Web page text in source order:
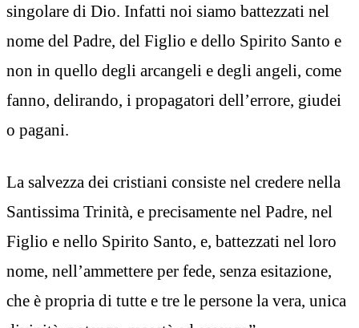
singolare di Dio. Infatti noi siamo battezzati nel
nome del Padre, del Figlio e dello Spirito Santo e
non in quello degli arcangeli e degli angeli, come
fanno, delirando, i propagatori dell’errore, giudei
o pagani.
La salvezza dei cristiani consiste nel credere nella
Santissima Trinità, e precisamente nel Padre, nel
Figlio e nello Spirito Santo, e, battezzati nel loro
nome, nell’ammettere per fede, senza esitazione,
che è propria di tutte e tre le persone la vera, unica